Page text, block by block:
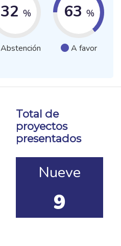
32 %
Abstención
63 %
A favor
Total de
proyectos
presentados
Nueve
9